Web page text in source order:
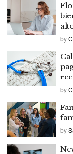
by
by
by